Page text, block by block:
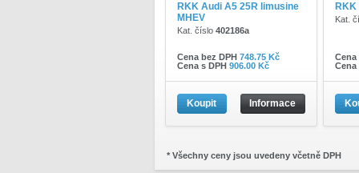
RKK Audi A5 25R limusine
MHEV
Kat. číslo 402186a
Cena bez DPH 748.75 Kč
Cena s DPH 906.00 Kč
Koupit Informace
RKK
Kat.
* Všechny ceny jsou uvedeny včetně DPH